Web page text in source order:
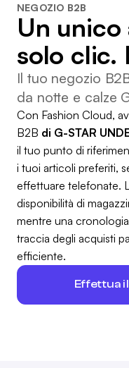
NEGOZIO B2B
Un unico
solo clic.
Il tuo negozio
da notte e calze
Con Fashion Cloud,
B2B di G-STAR
il tuo punto di
i tuoi articoli preferiti,
effettuare telefonate.
disponibilità di
mentre una
traccia degli acquisti
efficiente.
Effettua